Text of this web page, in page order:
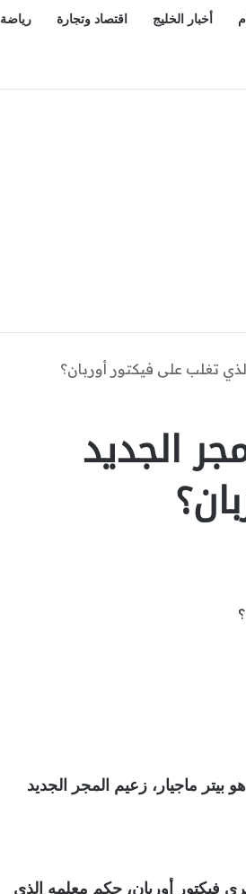
أخبار الخليج اقتصاد وتجارة رياضة
تغلب على فيكتور أوربان؟
الجديد
“من هو بيتر ماجيار، زعيم المجر الجديد
فيكتور أوربان، حكم معلمه الذي